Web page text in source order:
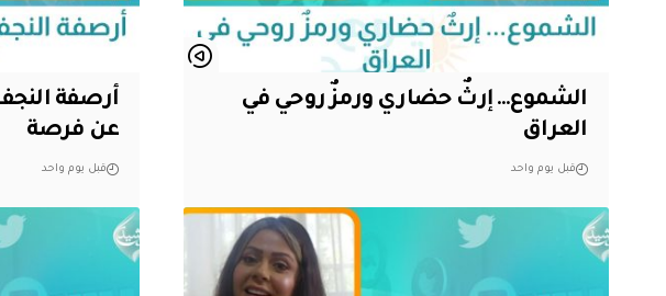
الشموع… إرثٌ حضاري ورمزٌ روحي في
العراق
قبل يوم واحد
أرصفة
عن فرصة
قبل يوم واحد